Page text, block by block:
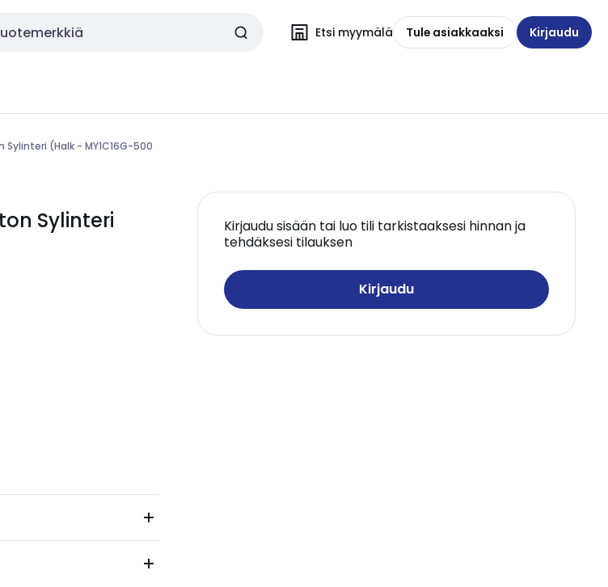
Etsi myymälä Tule asiakkaaksi Kirjaudu
(Halk - MY1C16G-500
Sylinteri
Kirjaudu sisään tai luo tili tarkistaaksesi hinnan ja
tehdäksesi tilauksen
Kirjaudu